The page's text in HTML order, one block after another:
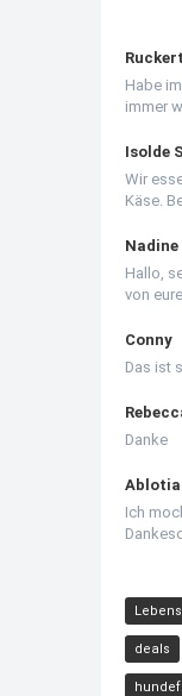
Habe
immer
Isolde
Wir
Käse.
Nadine
Hallo,
von
Conny
Das ist
Danke
Ablotia
Ich
deals